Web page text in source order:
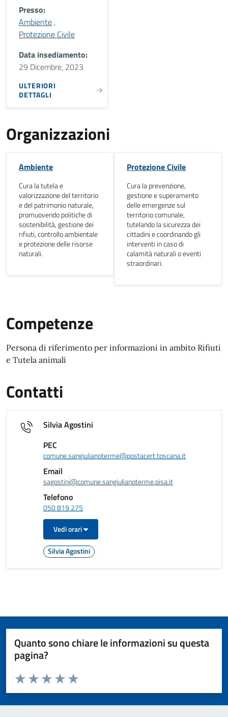
Presso:
Ambiente ,
Protezione Civile
Data insediamento:
29 Dicembre, 2023
ULTERIORI
DETTAGLI
Organizzazioni
Ambiente
Cura la tutela e
valorizzazione del territorio
e del patrimonio naturale,
promuovendo politiche di
sostenibilità, gestione dei
rifiuti, controllo ambientale
e protezione delle risorse
naturali.
Protezione Civile
Cura la prevenzione,
gestione e superamento
delle emergenze sul
territorio comunale,
tutelando la sicurezza dei
cittadini e coordinando gli
interventi in caso di
calamità naturali o eventi
straordinari.
Competenze
Competenze
Persona di riferimento per informazioni in ambito Rifiuti
e Tutela animali
Contatti
Silvia Agostini
PEC
comune.sangiulianoterme@postacert.toscana.it
Email
sagostini@comune.sangiulianoterme.pisa.it
Telefono
050 819 275
Vedi orari
Silvia Agostini
Quanto sono chiare le informazioni su questa
pagina?
Valuta da 1 a 5 stelle la pagina
Valuta 5 stelle su 5
Valuta 4 stelle su 5
Valuta 3 stelle su 5
Valuta 2 stelle su 5
Valuta 1 stelle su 5